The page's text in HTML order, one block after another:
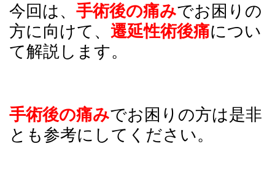
今回は、 手術後の痛みでお困りの
方に向けて、 遷延性術後痛につい
て解説します。
手術後の痛みでお困りの方は是非
とも参考にしてください。